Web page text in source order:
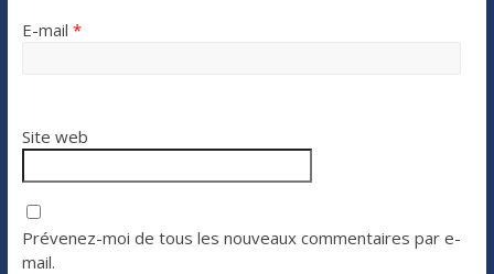
E-mail *
Site web
Prévenez-moi de tous les nouveaux commentaires par e-
mail.